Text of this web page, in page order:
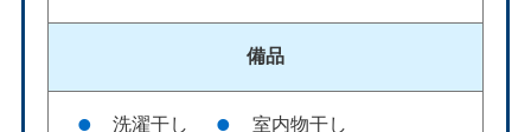
備品
洗濯干し 室内物干し